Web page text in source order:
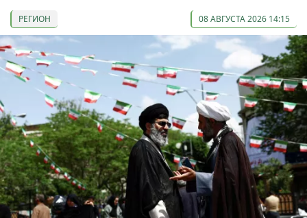
РЕГИОН 08 АВГУСТА 2026 14:15